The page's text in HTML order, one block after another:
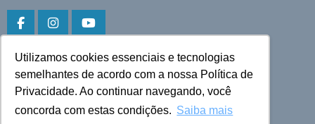
Utilizamos cookies essenciais e tecnologias
semelhantes de acordo com a nossa Política de
Privacidade. Ao continuar navegando, você
concorda com estas condições. Saiba mais
Faça download do aplicativo
Play Store e App Store